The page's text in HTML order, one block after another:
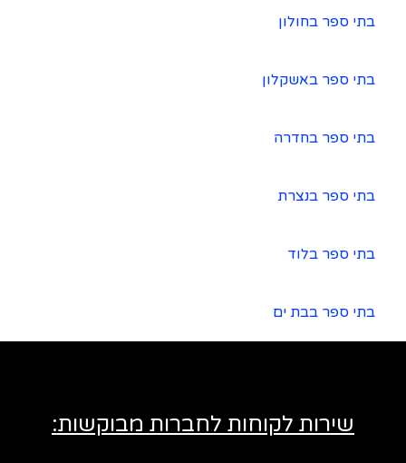
בתי ספר בחולון
בתי ספר באשקלון
בתי ספר בחדרה
בתי ספר בנצרת
בתי ספר בלוד
בתי ספר בבת ים
שירות לקוחות לחברות מבוקשות: